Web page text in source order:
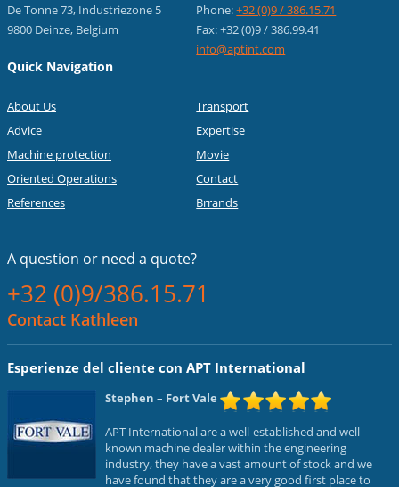
De Tonne 73, Industriezone 5
9800 Deinze, Belgium
Phone:+32 (0)9 / 386.15.71
Fax: +32 (0)9 / 386.99.41
info@aptint.com
Quick Navigation
About Us
Advice
Machine protection
Oriented Operations
References
Transport
Expertise
Movie
Contact
Brrands
A question or need a quote?
+32 (0)9/386.15.71
Contact Kathleen
Esperienze del cliente con APT International
Stephen – Fort Vale
APT International are a well-established and well
known machine dealer within the engineering
industry, they have a vast amount of stock and we
have found that they are a very good first place to